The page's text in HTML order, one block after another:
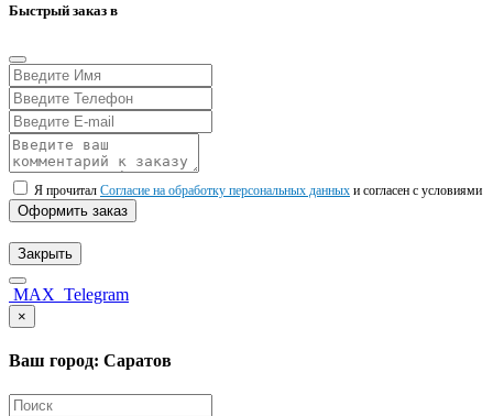
Быстрый заказ в
Я прочитал Согласие на обработку персональных данных и согласен с условиями
Оформить заказ
Закрыть
MAX Telegram
×
Ваш город: Саратов